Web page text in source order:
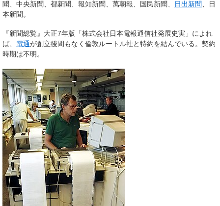
聞、中央新聞、都新聞、報知新聞、萬朝報、国民新聞、
日出新聞 、日
本新聞。
『新聞総覧』大正7年版「株式会社日本電報通信社発展史実」によれ
ば、 電通が創立後間もなく倫敦ルートル社と特約を結んでいる。契約
時期は不明。